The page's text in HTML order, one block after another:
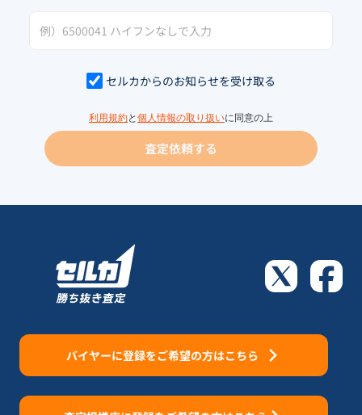
セルカからのお知らせを受け取る
利用規約と 個人情報の取り扱いに同意の上
査定依頼する
バイヤーに登録をご希望の方はこちら